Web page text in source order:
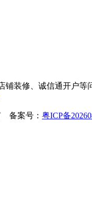
装修、诚信通开户等
备案号： 粤ICP备